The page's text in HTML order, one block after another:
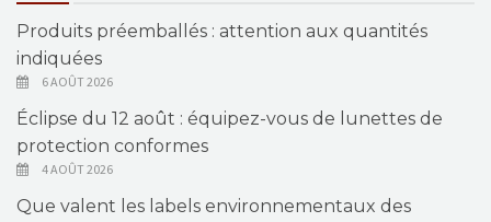
Produits préemballés : attention aux quantités
indiquées
6 AOÛT 2026
Éclipse du 12 août : équipez-vous de lunettes de
protection conformes
4 AOÛT 2026
Que valent les labels environnementaux des